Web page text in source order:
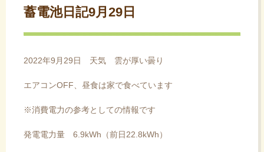
蓄電池日記9月29日
2022年9月29日 天気 雲が厚い曇り
エアコンOFF、昼食は家で食べています
※消費電力の参考としての情報です
発電電力量 6.9kWh（前日22.8kWh）